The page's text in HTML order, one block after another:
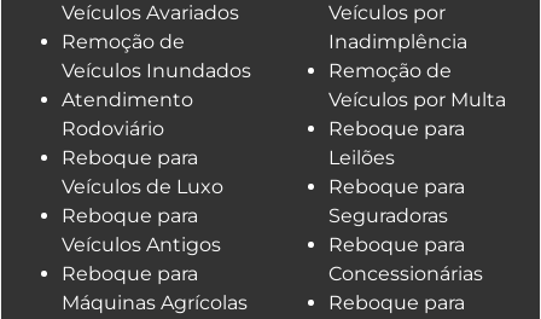
Veículos Avariados
Remoção de
Veículos Inundados
Atendimento
Rodoviário
Reboque para
Veículos de Luxo
Reboque para
Veículos Antigos
Reboque para
Máquinas Agrícolas
Veículos por
Inadimplência
Remoção de
Veículos por Multa
Reboque para
Leilões
Reboque para
Seguradoras
Reboque para
Concessionárias
Reboque para